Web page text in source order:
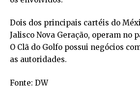
Dois dos principais cartéis do
Jalisco Nova Geração, operam no
O Clã do Golfo possui negócios
as autoridades.
Fonte: DW